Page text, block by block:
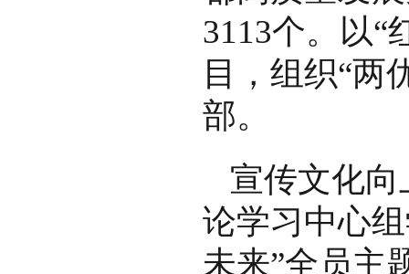
3113个。以“
目，组织“两
部。
宣传文化
论学习中心
未来”全员主